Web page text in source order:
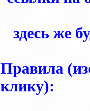
здесь же
Правила
клику):